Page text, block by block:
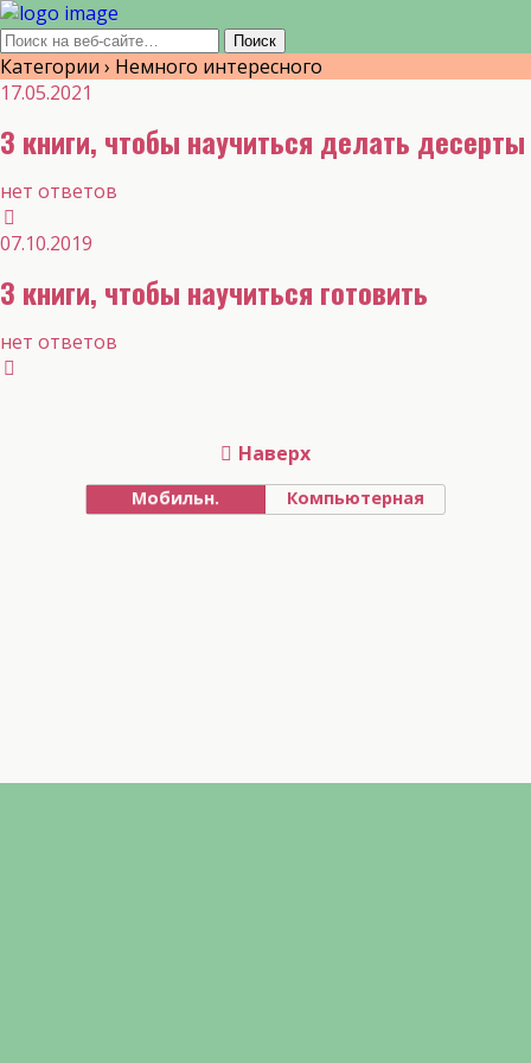
Категории › Немного интересного
17.05.2021
3 книги, чтобы научиться делать десерты
нет ответов
07.10.2019
3 книги, чтобы научиться готовить
нет ответов
Наверх
Мобильн. Компьютерная